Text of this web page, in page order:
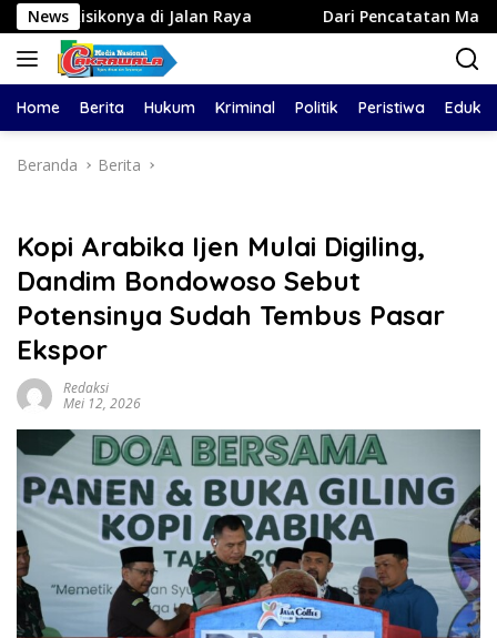
Langsung
ke
konten
News
Jalan Raya Dari Pencatatan Manual ke Sistem
Home Berita Hukum Kriminal Politik Peristiwa
Beranda Berita
Kopi Arabika Ijen Mulai Digiling,
Dandim Bondowoso Sebut
Potensinya Sudah Tembus Pasar
Ekspor
Redaksi
Mei 12, 2026